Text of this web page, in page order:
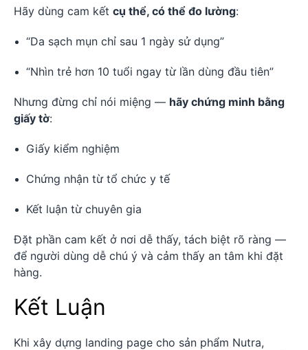
Hãy dùng cam kết cụ thể, có thể đo lường:
“Da sạch mụn chỉ sau 1 ngày sử dụng”
“Nhìn trẻ hơn 10 tuổi ngay từ lần dùng đầu tiên”
Nhưng đừng chỉ nói miệng — hãy chứng minh bằng
giấy tờ:
Giấy kiểm nghiệm
Chứng nhận từ tổ chức y tế
Kết luận từ chuyên gia
Đặt phần cam kết ở nơi dễ thấy, tách biệt rõ ràng —
để người dùng dễ chú ý và cảm thấy an tâm khi đặt
hàng.
Kết Luận
Khi xây dựng landing page cho sản phẩm Nutra,